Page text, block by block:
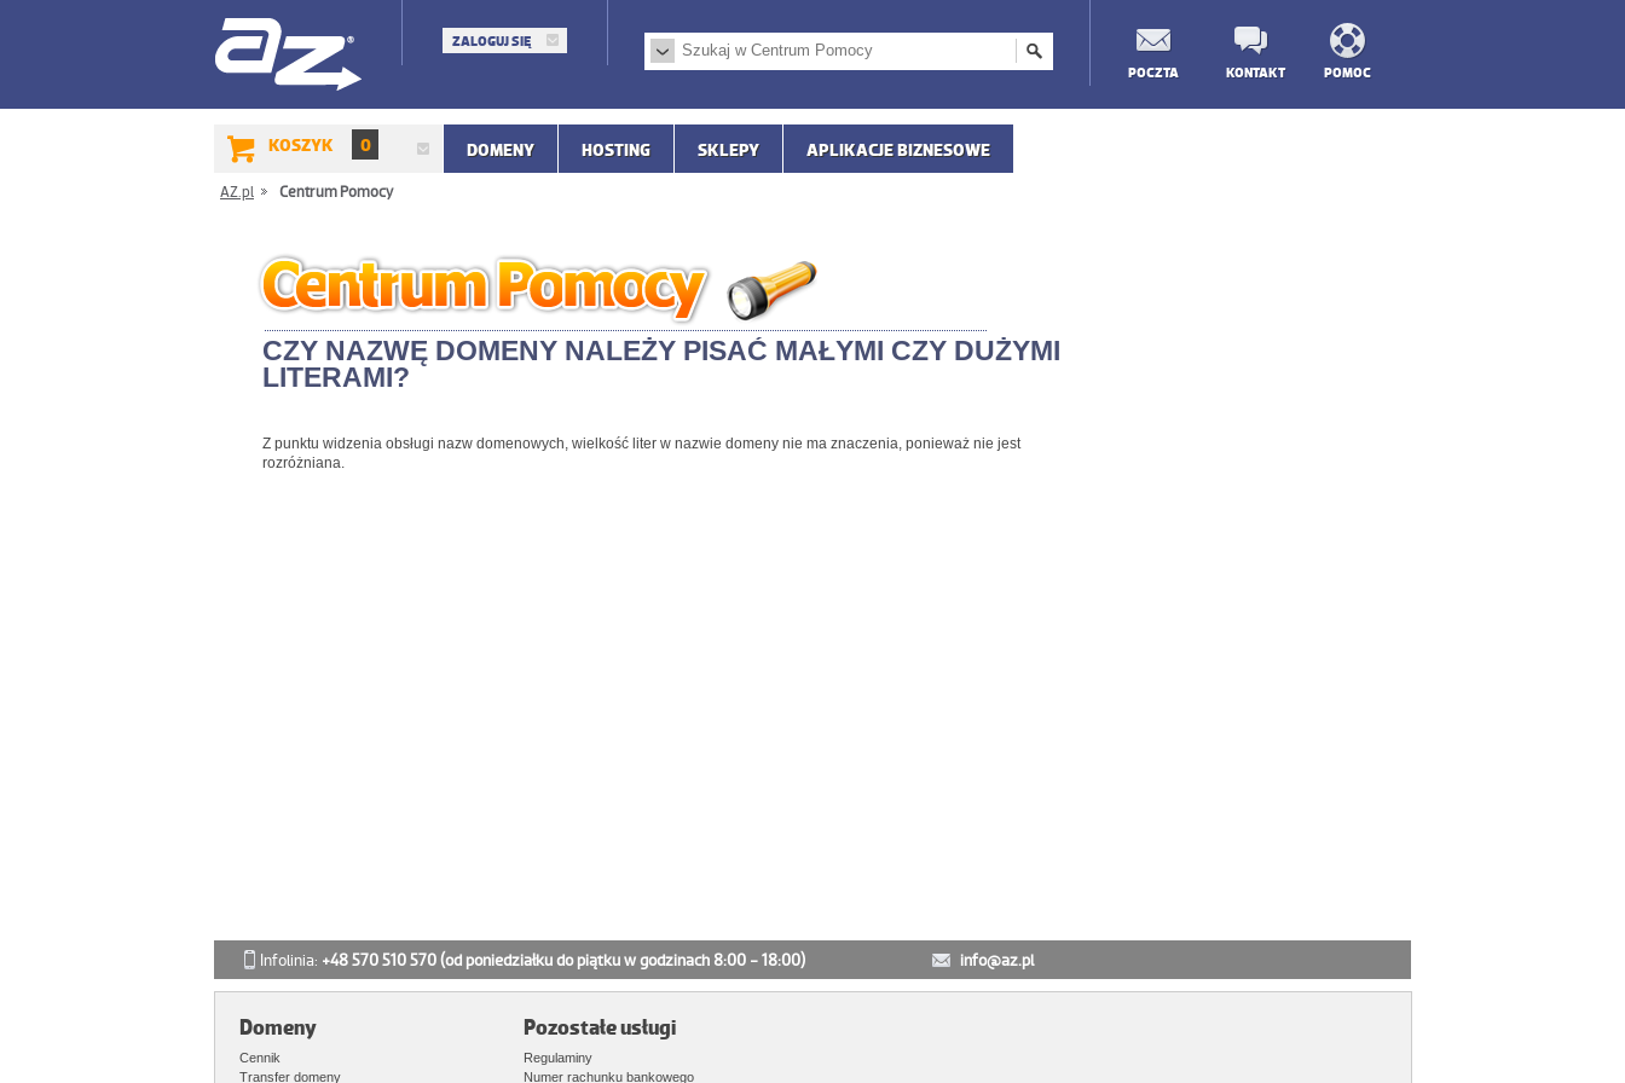
ZALOGUJ SIĘ
POCZTA
KONTAKT POMOC
KOSZYK 0 DOMENY HOSTING SKLEPY APLIKACJE BIZNESOWE
AZ.pl Centrum Pomocy
CZY NAZWĘ DOMENY NALEŻY PISAĆ MAŁYMI CZY DUŻYMI
LITERAMI?
Z punktu widzenia obsługi nazw domenowych, wielkość liter w nazwie domeny nie ma znaczenia, ponieważ nie jest
rozróżniana.
Infolinia: +48 570 510 570(od poniedziałku do piątku w godzinach 8:00 - 18:00) info@az.pl
Domeny
Cennik
Transfer domeny
Pozostałe usługi
Regulaminy
Numer rachunku bankowego